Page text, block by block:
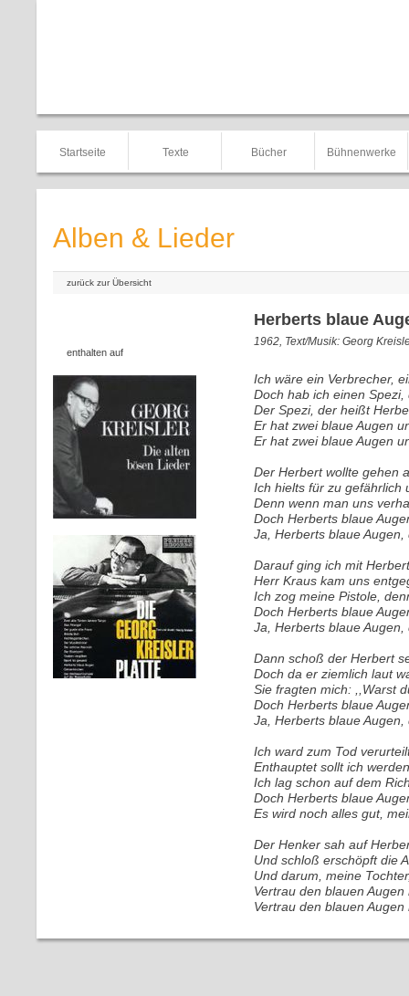
Startseite Texte Bücher Bühnenwerke
Alben & Lieder
zurück zur Übersicht
enthalten auf
Herberts blaue
1962, Text/Musik: Georg
Ich wäre ein Verbrecher,
Doch hab ich einen
Der Spezi, der heißt
Er hat zwei blaue Augen
Er hat zwei blaue Augen
Der Herbert wollte gehen
Ich hielts für zu gefährlich
Denn wenn man uns
Doch Herberts blaue
Ja, Herberts blaue
Darauf ging ich mit
Herr Kraus kam uns
Ich zog meine Pistole,
Doch Herberts blaue
Ja, Herberts blaue
Dann schoß der Herbert
Doch da er ziemlich laut
Sie fragten mich: ,,Warst
Doch Herberts blaue
Ja, Herberts blaue
Ich ward zum Tod
Enthauptet sollt ich
Ich lag schon auf dem
Doch Herberts blaue
Es wird noch alles gut,
Der Henker sah auf
Und schloß erschöpft die
Und darum, meine
Vertrau den blauen
Vertrau den blauen